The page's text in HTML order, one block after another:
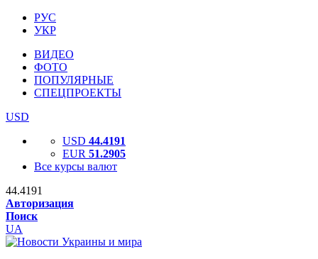
РУС
УКР
ВИДЕО
ФОТО
ПОПУЛЯРНЫЕ
СПЕЦПРОЕКТЫ
USD
USD 44.4191
EUR 51.2905
Все курсы валют
44.4191
Авторизация
Поиск
UA